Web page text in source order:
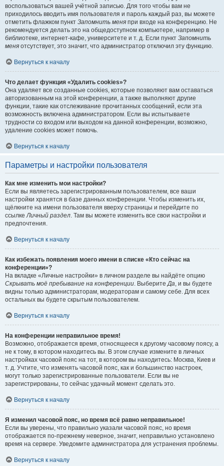
воспользоваться вашей учётной записью. Для того чтобы вам не
приходилось вводить имя пользователя и пароль каждый раз, вы можете
отметить флажком пункт Запомнить меня при входе на конференцию. Не
рекомендуется делать это на общедоступном компьютере, например в
библиотеке, интернет-кафе, университете и т. д. Если пункт Запомнить
меня отсутствует, это значит, что администратор отключил эту функцию.
Вернуться к началу
Что делает функция «Удалить cookies»?
Она удаляет все созданные cookies, которые позволяют вам оставаться
авторизованным на этой конференции, а также выполняют другие
функции, такие как отслеживание прочитанных сообщений, если эта
возможность включена администратором. Если вы испытываете
трудности со входом или выходом на данной конференции, возможно,
удаление cookies может помочь.
Вернуться к началу
Параметры и настройки пользователя
Как мне изменить мои настройки?
Если вы являетесь зарегистрированным пользователем, все ваши
настройки хранятся в базе данных конференции. Чтобы изменить их,
щёлкните на имени пользователя вверху страницы и перейдите по
ссылкеЛичный раздел. Там вы можете изменить все свои настройки и
предпочтения.
Вернуться к началу
Как избежать появления моего имени в списке «Кто сейчас на
конференции»?
На вкладке «Личные настройки» в личном разделе вы найдёте опцию
Скрывать моё пребывание на конференции. ВыберитеДа, и вы будете
видны только администраторам, модераторам и самому себе. Для всех
остальных вы будете скрытым пользователем.
Вернуться к началу
На конференции неправильное время!
Возможно, отображается время, относящееся к другому часовому поясу, а
не к тому, в котором находитесь вы. В этом случае измените в личных
настройках часовой пояс на тот, в котором вы находитесь: Москва, Киев и
т. д. Учтите, что изменять часовой пояс, как и большинство настроек,
могут только зарегистрированные пользователи. Если вы не
зарегистрированы, то сейчас удачный момент сделать это.
Вернуться к началу
Я изменил часовой пояс, но время всё равно неправильное!
Если вы уверены, что правильно указали часовой пояс, но время
отображается по-прежнему неверное, значит, неправильно установлено
время на сервере. Уведомите администратора для устранения проблемы.
Вернуться к началу